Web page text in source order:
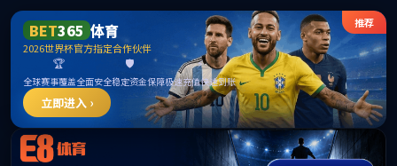
中国·必威(bw·西汉姆联)有限公司-Official
website